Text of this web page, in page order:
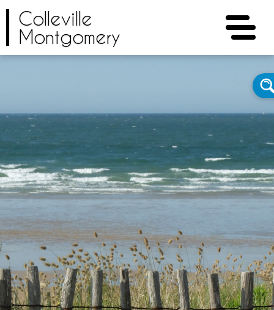
Colleville
Montgomery